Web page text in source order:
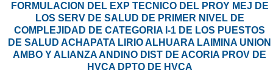
FORMULACION DEL EXP TECNICO DEL PROY MEJ DE
LOS SERV DE SALUD DE PRIMER NIVEL DE
COMPLEJIDAD DE CATEGORIA I-1 DE LOS PUESTOS
DE SALUD ACHAPATA LIRIO ALHUARA LAIMINA UNION
AMBO Y ALIANZA ANDINO DIST DE ACORIA PROV DE
HVCA DPTO DE HVCA